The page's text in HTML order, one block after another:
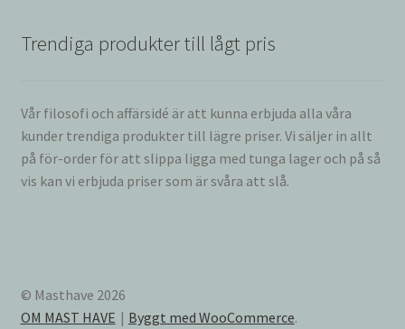
Trendiga produkter till lågt pris
Vår filosofi och affärsidé är att kunna erbjuda alla våra
kunder trendiga produkter till lägre priser. Vi säljer in allt
på för-order för att slippa ligga med tunga lager och på så
vis kan vi erbjuda priser som är svåra att slå.
© Masthave 2026
OM MAST HAVE
Byggt med WooCommerce.